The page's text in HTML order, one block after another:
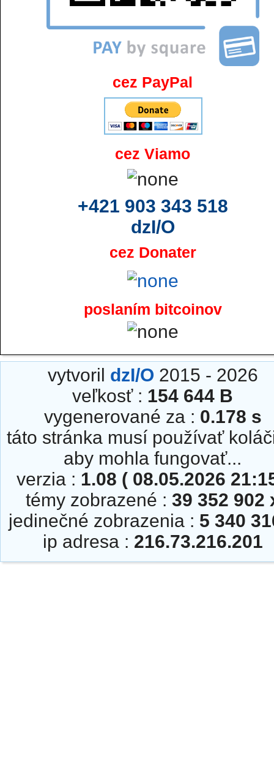
cez PayPal
cez Viamo
+421 903 343 518
dzI/O
cez Donater
poslaním bitcoinov
vytvoril dzI/O 2015 - 2026
veľkosť : 154 644 B
vygenerované za : 0.178 s
táto stránka musí používať
aby mohla fungovať...
verzia : 1.08 ( 08.05.2026
témy zobrazené : 39 352 902
jedinečné zobrazenia : 5 340
ip adresa : 216.73.216.201